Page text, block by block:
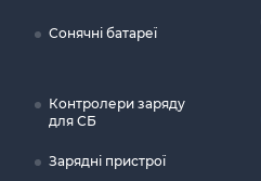
Сонячні батареї
Контролери заряду
для СБ
Зарядні пристрої